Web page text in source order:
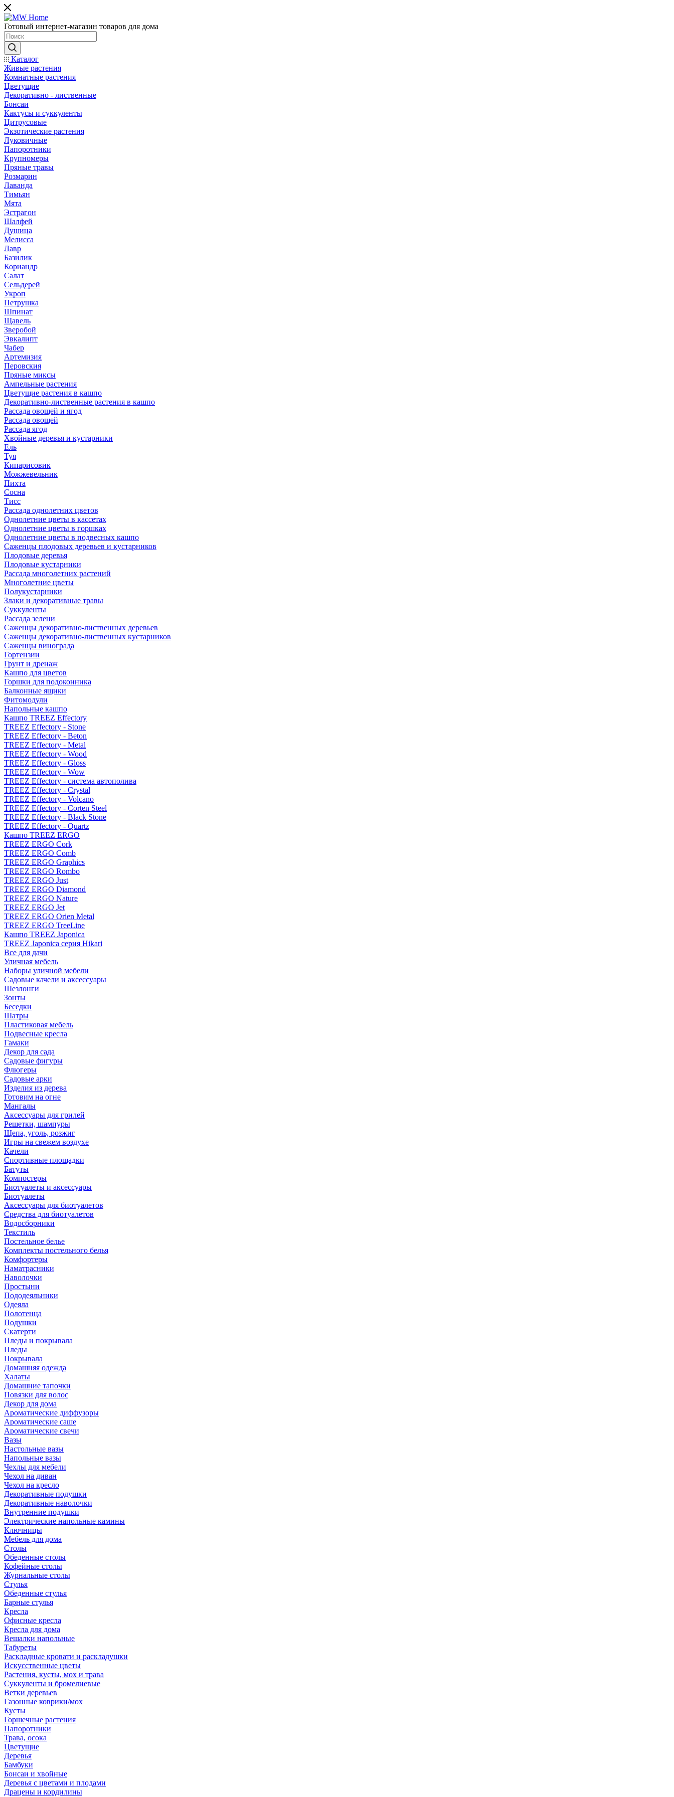
Готовый интернет-магазин товаров для дома
Каталог
Живые растения
Комнатные растения
Цветущие
Декоративно - лиственные
Бонсаи
Кактусы и суккуленты
Цитрусовые
Экзотические растения
Луковичные
Папоротники
Крупномеры
Пряные травы
Розмарин
Лаванда
Тимьян
Мята
Эстрагон
Шалфей
Душица
Мелисса
Лавр
Базилик
Кориандр
Салат
Сельдерей
Укроп
Петрушка
Шпинат
Щавель
Зверобой
Эвкалипт
Чабер
Артемизия
Перовския
Пряные миксы
Ампельные растения
Цветущие растения в кашпо
Декоративно-лиственные растения в кашпо
Рассада овощей и ягод
Рассада овощей
Рассада ягод
Хвойные деревья и кустарники
Ель
Туя
Кипарисовик
Можжевельник
Пихта
Сосна
Тисc
Рассада однолетних цветов
Однолетние цветы в кассетах
Однолетние цветы в горшках
Однолетние цветы в подвесных кашпо
Саженцы плодовых деревьев и кустарников
Плодовые деревья
Плодовые кустарники
Рассада многолетних растений
Многолетние цветы
Полукустарники
Злаки и декоративные травы
Суккуленты
Рассада зелени
Саженцы декоративно-лиственных деревьев
Саженцы декоративно-лиственных кустарников
Саженцы винограда
Гортензии
Грунт и дренаж
Кашпо для цветов
Горшки для подоконника
Балконные ящики
Фитомодули
Напольные кашпо
Кашпо TREEZ Effectory
TREEZ Effectory - Stone
TREEZ Effectory - Beton
TREEZ Effectory - Metal
TREEZ Effectory - Wood
TREEZ Effectory - Gloss
TREEZ Effectory - Wow
TREEZ Effectory - система автополива
TREEZ Effectory - Crystal
TREEZ Effectory - Volcano
TREEZ Effectory - Corten Steel
TREEZ Effectory - Black Stone
TREEZ Effectory - Quartz
Кашпо TREEZ ERGO
TREEZ ERGO Cork
TREEZ ERGO Comb
TREEZ ERGO Graphics
TREEZ ERGO Rombo
TREEZ ERGO Just
TREEZ ERGO Diamond
TREEZ ERGO Nature
TREEZ ERGO Jet
TREEZ ERGO Orien Metal
TREEZ ERGO TreeLine
Кашпо TREEZ Japonica
TREEZ Japonica серия Hikari
Все для дачи
Уличная мебель
Наборы уличной мебели
Садовые качели и аксессуары
Шезлонги
Зонты
Беседки
Шатры
Пластиковая мебель
Подвесные кресла
Гамаки
Декор для сада
Садовые фигуры
Флюгеры
Садовые арки
Изделия из дерева
Готовим на огне
Мангалы
Аксессуары для грилей
Решетки, шампуры
Щепа, уголь, розжиг
Игры на свежем воздухе
Качели
Спортивные площадки
Батуты
Компостеры
Биотуалеты и аксессуары
Биотуалеты
Аксессуары для биотуалетов
Средства для биотуалетов
Водосборники
Текстиль
Постельное белье
Комплекты постельного белья
Комфортеры
Наматрасники
Наволочки
Простыни
Пододеяльники
Одеяла
Полотенца
Подушки
Скатерти
Пледы и покрывала
Пледы
Покрывала
Домашняя одежда
Халаты
Домашние тапочки
Повязки для волос
Декор для дома
Ароматические диффузоры
Ароматические саше
Ароматические свечи
Вазы
Настольные вазы
Напольные вазы
Чехлы для мебели
Чехол на диван
Чехол на кресло
Декоративные подушки
Декоративные наволочки
Внутренние подушки
Электрические напольные камины
Ключницы
Мебель для дома
Столы
Обеденные столы
Кофейные столы
Журнальные столы
Стулья
Обеденные стулья
Барные стулья
Кресла
Офисные кресла
Кресла для дома
Вешалки напольные
Табуреты
Раскладные кровати и раскладушки
Искусственные цветы
Растения, кусты, мох и трава
Суккуленты и бромелиевые
Ветки деревьев
Газонные коврики/мох
Кусты
Горшечные растения
Папоротники
Трава, осока
Цветущие
Деревья
Бамбуки
Бонсаи и хвойные
Деревья с цветами и плодами
Драцены и кордилины